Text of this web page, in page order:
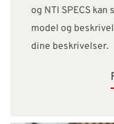
og NTI SPECS
model og
dine beskrivelser.